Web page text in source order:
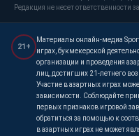
Редакция не несет ответственности
21+
Материалы онлайн-медиа
играх, букмекерской
организации и проведения
лиц, достигших 21-летнего
Участие в азартных играх
зависимости. Соблюдайте
первых признаков игровой
обратиться за помощью к
в азартных играх не может